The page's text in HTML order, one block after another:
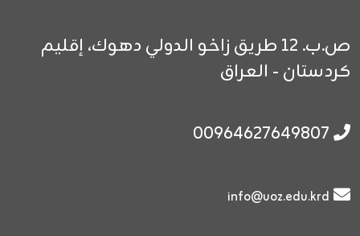
ص.ب. 12 طريق زاخو الدولي دهوك، إقليم
كردستان - العراق
00964627649807
info@uoz.edu.krd